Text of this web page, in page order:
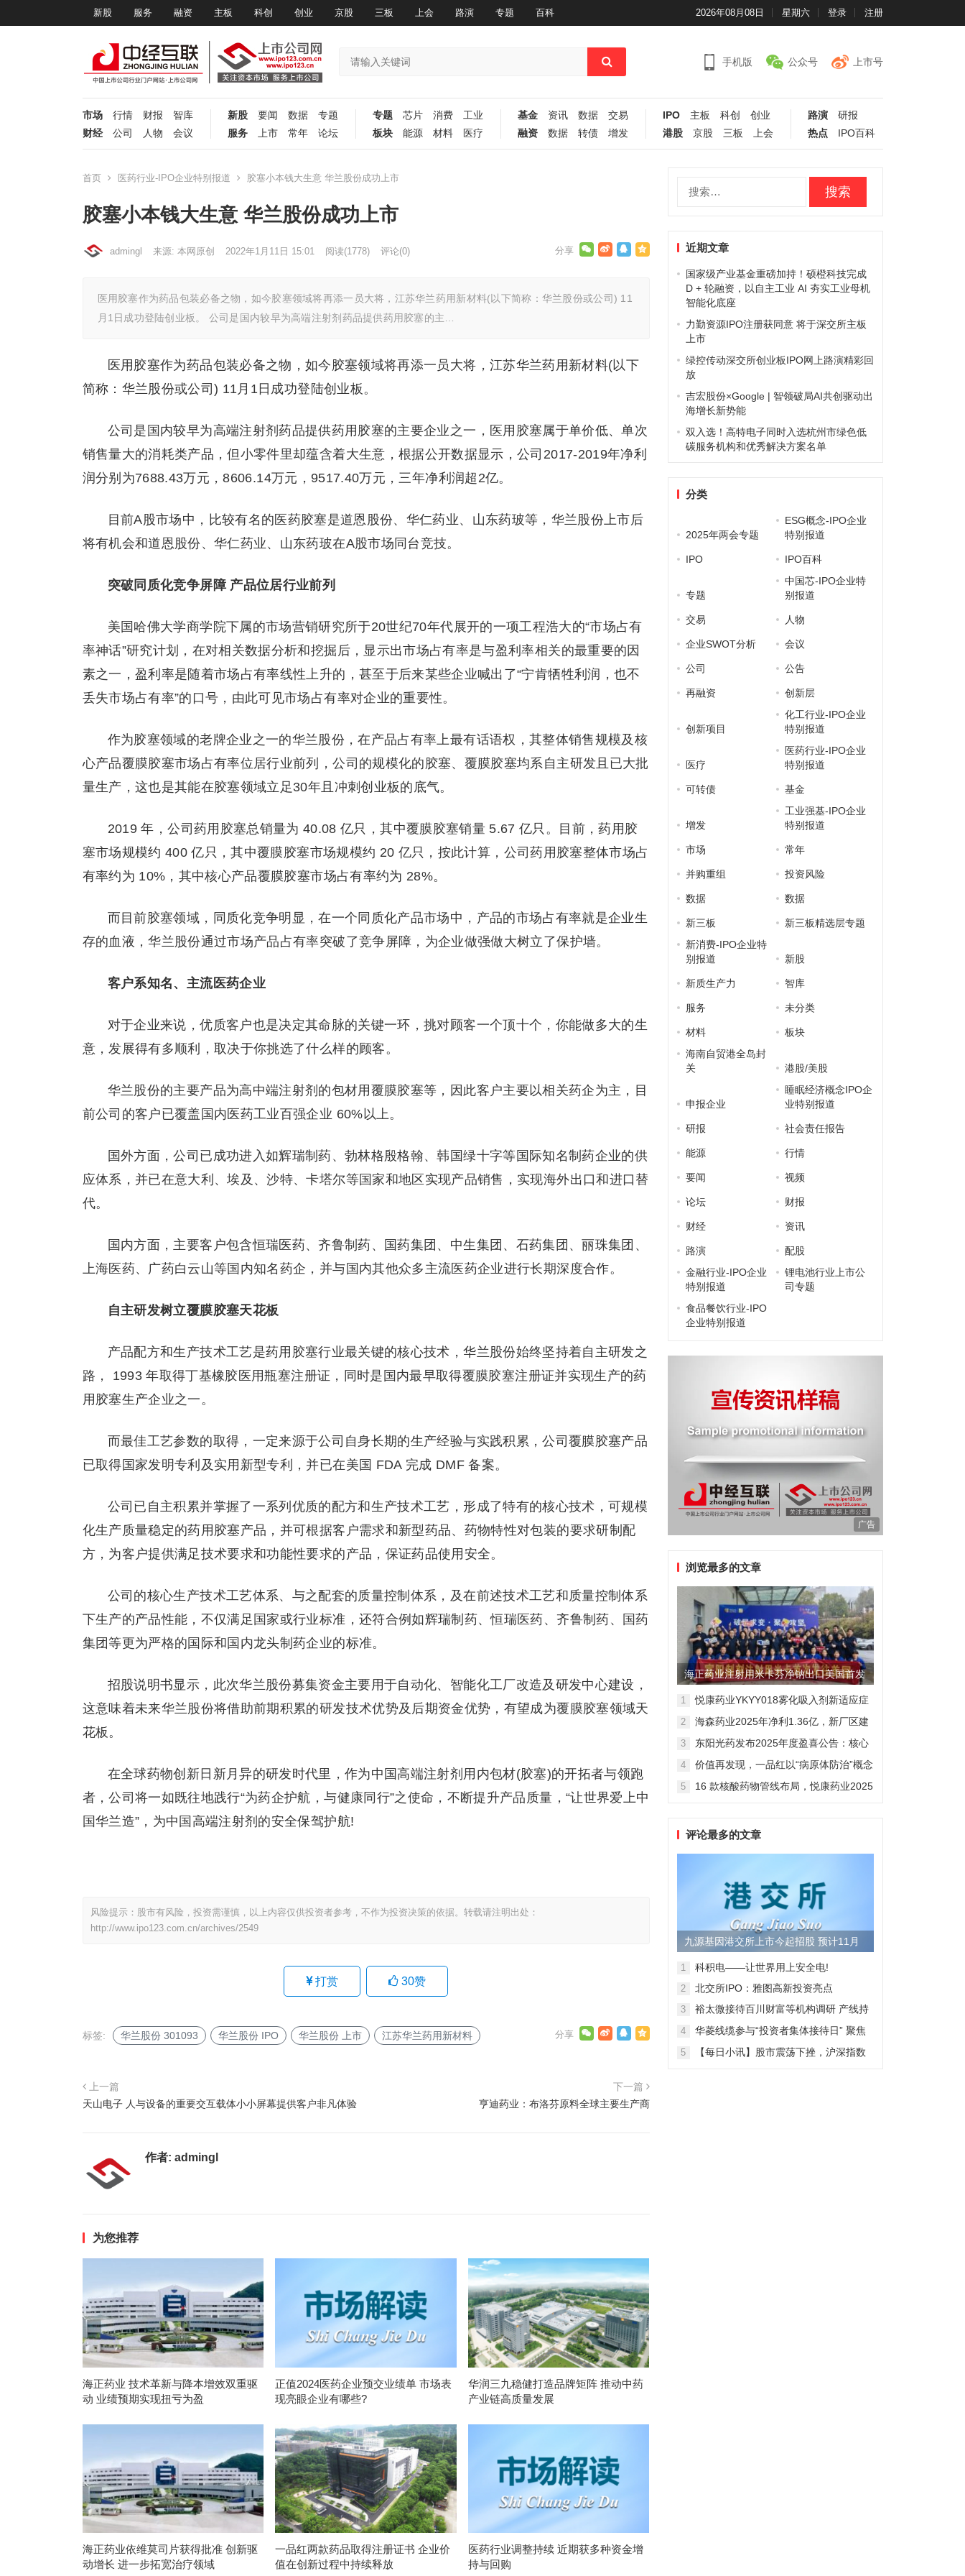
新股 服务 融资 主板 科创 创业 京股 三板 上会 路演 专题 百科 2026年08月08日 星期六 登录 注册
手机版 公众号 上市号
市场 行情 财报
智库
财经
公司 人物 会议
新股 要闻 数据
专题
服务
上市 常年 论坛
专题 芯片 消费
工业
板块
能源 材料 医疗
基金 资讯 数据
交易
融资
数据 转债 增发
IPO 主板 科创
创业
港股
京股 三板 上会
路演
研报
热点
IPO百科
首页 医药行业-IPO企业特别报道 胶塞小本钱大生意 华兰股份成功上市
胶塞小本钱大生意 华兰股份成功上市
admingl 来源: 本网原创 2022年1月11日 15:01 阅读(1778) 评论(0)
医用胶塞作为药品包装必备之物，如今胶塞领域将再添一员大将，江苏华兰药用新材料(以下简称：华兰股份或公司) 11
月1日成功登陆创业板。 公司是国内较早为高端注射剂药品提供药用胶塞的主…
医用胶塞作为药品包装必备之物，如今胶塞领域将再添一员大将，江苏华兰药用新材料(以下
简称：华兰股份或公司) 11月1日成功登陆创业板。
公司是国内较早为高端注射剂药品提供药用胶塞的主要企业之一，医用胶塞属于单价低、单次
销售量大的消耗类产品，但小零件里却蕴含着大生意，根据公开数据显示，公司2017-2019年净利
润分别为7688.43万元，8606.14万元，9517.40万元，三年净利润超2亿。
目前A股市场中，比较有名的医药胶塞是道恩股份、华仁药业、山东药玻等，华兰股份上市后
将有机会和道恩股份、华仁药业、山东药玻在A股市场同台竞技。
突破同质化竞争屏障 产品位居行业前列
美国哈佛大学商学院下属的市场营销研究所于20世纪70年代展开的一项工程浩大的“市场占有
率神话”研究计划，在对相关数据分析和挖掘后，显示出市场占有率是与盈利率相关的最重要的因
素之一，盈利率是随着市场占有率线性上升的，甚至于后来某些企业喊出了“宁肯牺牲利润，也不
丢失市场占有率”的口号，由此可见市场占有率对企业的重要性。
作为胶塞领域的老牌企业之一的华兰股份，在产品占有率上最有话语权，其整体销售规模及核
心产品覆膜胶塞市场占有率位居行业前列，公司的规模化的胶塞、覆膜胶塞均系自主研发且已大批
量生产，这也是其能在胶塞领域立足30年且冲刺创业板的底气。
2019 年，公司药用胶塞总销量为 40.08 亿只，其中覆膜胶塞销量 5.67 亿只。目前，药用胶
塞市场规模约 400 亿只，其中覆膜胶塞市场规模约 20 亿只，按此计算，公司药用胶塞整体市场占
有率约为 10%，其中核心产品覆膜胶塞市场占有率约为 28%。
而目前胶塞领域，同质化竞争明显，在一个同质化产品市场中，产品的市场占有率就是企业生
存的血液，华兰股份通过市场产品占有率突破了竞争屏障，为企业做强做大树立了保护墙。
客户系知名、主流医药企业
对于企业来说，优质客户也是决定其命脉的关键一环，挑对顾客一个顶十个，你能做多大的生
意，发展得有多顺利，取决于你挑选了什么样的顾客。
华兰股份的主要产品为高中端注射剂的包材用覆膜胶塞等，因此客户主要以相关药企为主，目
前公司的客户已覆盖国内医药工业百强企业 60%以上。
国外方面，公司已成功进入如辉瑞制药、勃林格殷格翰、韩国绿十字等国际知名制药企业的供
应体系，并已在意大利、埃及、沙特、卡塔尔等国家和地区实现产品销售，实现海外出口和进口替
代。
国内方面，主要客户包含恒瑞医药、齐鲁制药、国药集团、中生集团、石药集团、丽珠集团、
上海医药、广药白云山等国内知名药企，并与国内其他众多主流医药企业进行长期深度合作。
自主研发树立覆膜胶塞天花板
产品配方和生产技术工艺是药用胶塞行业最关键的核心技术，华兰股份始终坚持着自主研发之
路， 1993 年取得丁基橡胶医用瓶塞注册证，同时是国内最早取得覆膜胶塞注册证并实现生产的药
用胶塞生产企业之一。
而最佳工艺参数的取得，一定来源于公司自身长期的生产经验与实践积累，公司覆膜胶塞产品
已取得国家发明专利及实用新型专利，并已在美国 FDA 完成 DMF 备案。
公司已自主积累并掌握了一系列优质的配方和生产技术工艺，形成了特有的核心技术，可规模
化生产质量稳定的药用胶塞产品，并可根据客户需求和新型药品、药物特性对包装的要求研制配
方，为客户提供满足技术要求和功能性要求的产品，保证药品使用安全。
公司的核心生产技术工艺体系、与之配套的质量控制体系，及在前述技术工艺和质量控制体系
下生产的产品性能，不仅满足国家或行业标准，还符合例如辉瑞制药、恒瑞医药、齐鲁制药、国药
集团等更为严格的国际和国内龙头制药企业的标准。
招股说明书显示，此次华兰股份募集资金主要用于自动化、智能化工厂改造及研发中心建设，
这意味着未来华兰股份将借助前期积累的研发技术优势及后期资金优势，有望成为覆膜胶塞领域天
花板。
在全球药物创新日新月异的研发时代里，作为中国高端注射剂用内包材(胶塞)的开拓者与领跑
者，公司将一如既往地践行“为药企护航，与健康同行”之使命，不断提升产品质量，“让世界爱上中
国华兰造”，为中国高端注射剂的安全保驾护航!
风险提示：股市有风险，投资需谨慎，以上内容仅供投资者参考，不作为投资决策的依据。转载请注明出处：
http://www.ipo123.com.cn/archives/2549
打赏 30赞
标签: 华兰股份 301093 华兰股份 IPO 华兰股份 上市 江苏华兰药用新材料
上一篇
天山电子 人与设备的重要交互载体小小屏幕提供客户非凡体验
下一篇
亨迪药业：布洛芬原料全球主要生产商
作者: admingl
为您推荐
海正药业 技术革新与降本增效双重驱
动 业绩预期实现扭亏为盈
正值2024医药企业预交业绩单 市场表
现亮眼企业有哪些?
华润三九稳健打造品牌矩阵 推动中药
产业链高质量发展
海正药业依维莫司片获得批准 创新驱
动增长 进一步拓宽治疗领域
一品红两款药品取得注册证书 企业价
值在创新过程中持续释放
医药行业调整持续 近期获多种资金增
持与回购
近期文章
国家级产业基金重磅加持！硕橙科技完成
D + 轮融资，以自主工业 AI 夯实工业母机
智能化底座
力勤资源IPO注册获同意 将于深交所主板
上市
绿控传动深交所创业板IPO网上路演精彩回
放
吉宏股份×Google | 智领破局AI共创驱动出
海增长新势能
双入选！高特电子同时入选杭州市绿色低
碳服务机构和优秀解决方案名单
分类
2025年两会专题
ESG概念-IPO企业
特别报道
IPO IPO百科
专题
中国芯-IPO企业特
别报道
交易 人物
企业SWOT分析 会议
公司 公告
再融资 创新层
创新项目
化工行业-IPO企业
特别报道
医疗
医药行业-IPO企业
特别报道
可转债 基金
增发
工业强基-IPO企业
特别报道
市场 常年
并购重组 投资风险
数据 数据
新三板
新三板精选层专题
新消费-IPO企业特
别报道
新股
新质生产力 智库
服务 未分类
材料
板块
海南自贸港全岛封
关
港股/美股
申报企业
睡眠经济概念IPO企
业特别报道
研报 社会责任报告
能源 行情
要闻 视频
论坛 财报
财经 资讯
路演
配股
金融行业-IPO企业
特别报道
锂电池行业上市公
司专题
食品餐饮行业-IPO
企业特别报道
广告
浏览最多的文章
海正药业注射用米卡芬净钠出口美国首发
制剂全球化迈出关键一步
1
悦康药业YKYY018雾化吸入剂新适应症
感染防治
2
海森药业2025年净利1.36亿，新厂区建
3
东阳光药发布2025年度盈喜公告：核心
维度
4
价值再发现，一品红以“病原体防治”概念
5
16 款核酸药物管线布局，悦康药业2025
评论最多的文章
九源基因港交所上市今起招股 预计11月
28日上市
1 科积电——让世界用上安全电!
2 北交所IPO：雅图高新投资亮点
3
裕太微接待百川财富等机构调研 产线持
4
华菱线缆参与“投资者集体接待日” 聚焦
5
【每日小讯】股市震荡下挫，沪深指数